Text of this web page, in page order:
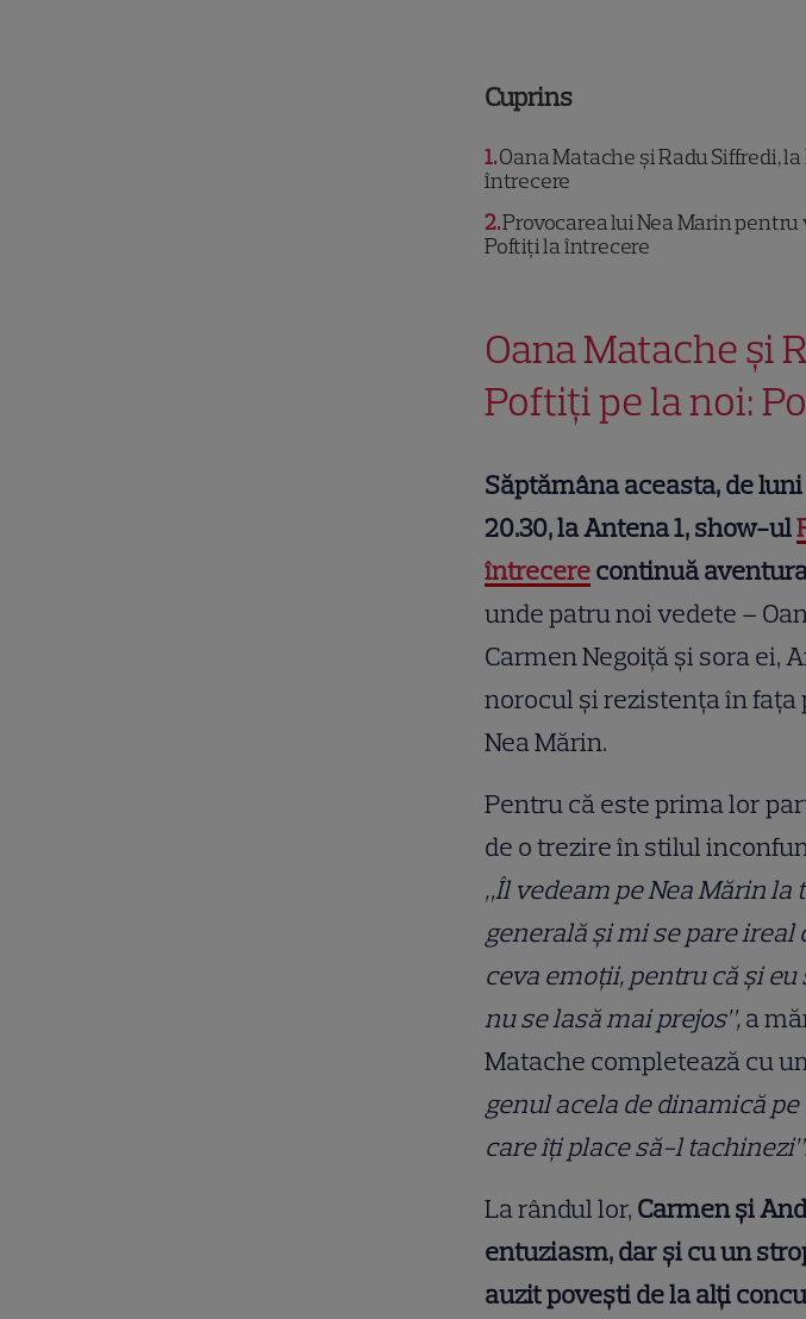
Cuprins
1Oana Matache și Radu Siffredi,
întrecere
2Provocarea lui Nea Marin pentru
Poftiți la întrecere
Oana Matache și
Poftiți pe la noi:
Săptămâna aceasta, de
20.30, la Antena 1, show-ul
întrecerecontinuă
unde patru noi vedete –
Carmen Negoiță și sora ei,
norocul și rezistența în
Nea Mărin.
Pentru că este prima lor
de o trezire în stilul
„Îl vedeam pe Nea Mărin
generală și mi se pare
ceva emoții, pentru că și
nu se lasă mai prejos”,a
Matache completează cu
genul acela de dinamică
care îți place să-l
La rândul lor, Carmen și
entuziasm, dar și cu un
auzit povești de la alți